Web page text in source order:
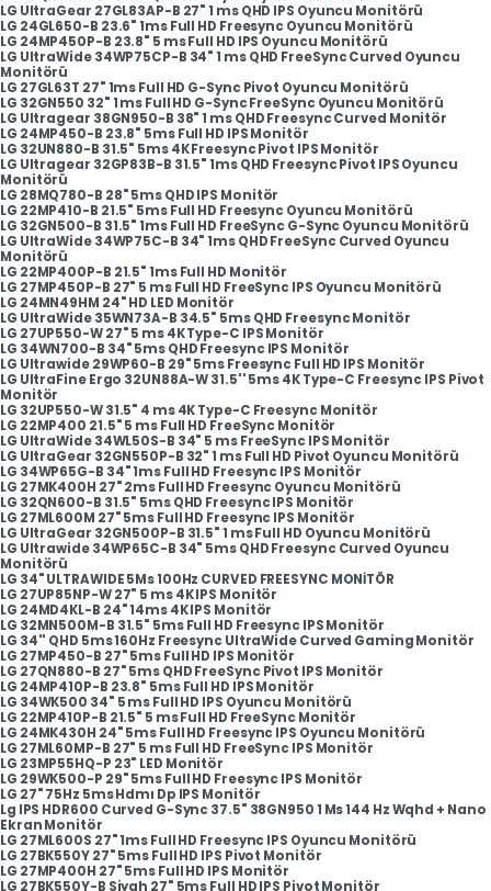
LG UltraGear 27GL83AP-B 27" 1 ms QHD IPS Oyuncu Monitörü
LG 24GL650-B 23.6" 1ms Full HD Freesync Oyuncu Monitörü
LG 24MP450P-B 23.8" 5 ms Full HD IPS Oyuncu Monitörü
LG UltraWide 34WP75CP-B 34" 1 ms QHD FreeSync Curved Oyuncu
Monitörü
LG 27GL63T 27" 1ms Full HD G-Sync Pivot Oyuncu Monitörü
LG 32GN550 32" 1 ms Full HD G-Sync FreeSync Oyuncu Monitörü
LG Ultragear 38GN950-B 38" 1 ms QHD Freesync Curved Monitör
LG 24MP450-B 23.8" 5ms Full HD IPS Monitör
LG 32UN880-B 31.5" 5ms 4K Freesync Pivot IPS Monitör
LG Ultragear 32GP83B-B 31.5" 1ms QHD Freesync Pivot IPS Oyuncu
Monitörü
LG 28MQ780-B 28" 5ms QHD IPS Monitör
LG 22MP410-B 21.5" 5ms Full HD Freesync Oyuncu Monitörü
LG 32GN500-B 31.5" 1ms Full HD FreeSync G-Sync Oyuncu Monitörü
LG UltraWide 34WP75C-B 34" 1ms QHD FreeSync Curved Oyuncu
Monitörü
LG 22MP400P-B 21.5" 1ms Full HD Monitör
LG 27MP450P-B 27" 5 ms Full HD FreeSync IPS Oyuncu Monitörü
LG 24MN49HM 24" HD LED Monitör
LG UltraWide 35WN73A-B 34.5" 5ms QHD Freesync Monitör
LG 27UP550-W 27" 5 ms 4K Type-C IPS Monitör
LG 34WN700-B 34" 5ms QHD Freesync IPS Monitör
LG Ultrawide 29WP60-B 29" 5ms Freesync Full HD IPS Monitör
LG UltraFine Ergo 32UN88A-W 31.5'' 5ms 4K Type-C Freesync IPS Pivot
Monitör
LG 32UP550-W 31.5" 4 ms 4K Type-C Freesync Monitör
LG 22MP400 21.5" 5 ms Full HD FreeSync Monitör
LG UltraWide 34WL50S-B 34" 5 ms FreeSync IPS Monitör
LG UltraGear 32GN550P-B 32" 1 ms Full HD Pivot Oyuncu Monitörü
LG 34WP65G-B 34" 1ms Full HD Freesync IPS Monitör
LG 27MK400H 27" 2ms Full HD Freesync Oyuncu Monitörü
LG 32QN600-B 31.5" 5ms QHD Freesync IPS Monitör
LG 27ML600M 27" 5ms Full HD Freesync IPS Monitör
LG UltraGear 32GN500P-B 31.5" 1 ms Full HD Oyuncu Monitörü
LG Ultrawide 34WP65C-B 34" 5ms QHD Freesync Curved Oyuncu
Monitörü
LG 34" ULTRAWIDE 5Ms 100Hz CURVED FREESYNC MONİTÖR
LG 27UP85NP-W 27" 5 ms 4K IPS Monitör
LG 24MD4KL-B 24" 14ms 4K IPS Monitör
LG 32MN500M-B 31.5" 5ms Full HD Freesync IPS Monitör
LG 34'' QHD 5ms 160Hz Freesync UltraWide Curved Gaming Monitör
LG 27MP450-B 27" 5ms Full HD IPS Monitör
LG 27QN880-B 27" 5ms QHD FreeSync Pivot IPS Monitör
LG 24MP410P-B 23.8" 5ms Full HD IPS Monitör
LG 34WK500 34" 5 ms Full HD IPS Oyuncu Monitörü
LG 22MP410P-B 21.5" 5 ms Full HD FreeSync Monitör
LG 24MK430H 24" 5ms Full HD Freesync IPS Oyuncu Monitörü
LG 27ML60MP-B 27" 5 ms Full HD FreeSync IPS Monitör
LG 23MP55HQ-P 23" LED Monitör
LG 29WK500-P 29" 5ms Full HD Freesync IPS Monitör
LG 27" 75Hz 5ms Hdmı Dp IPS Monitör
Lg IPS HDR600 Curved G-Sync 37.5" 38GN950 1 Ms 144 Hz Wqhd + Nano
Ekran Monitör
LG 27ML600S 27" 1ms Full HD Freesync IPS Oyuncu Monitörü
LG 27BK550Y 27" 5ms Full HD IPS Pivot Monitör
LG 27MP400H 27" 5ms Full HD IPS Monitör
LG 27BK550Y-B Siyah 27" 5ms Full HD IPS Pivot Monitör